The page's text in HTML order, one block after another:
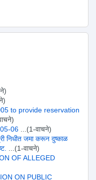
to provide reservation
06
...(1-वाचने)
निधीत जमा करून दुष्काळ
...(1-वाचने)
OF ALLEGED
ON PUBLIC